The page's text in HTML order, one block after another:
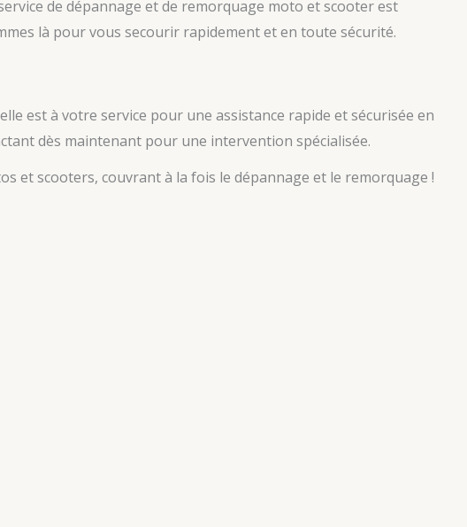
de dépannage et de remorquage moto et scooter est
là pour vous secourir rapidement et en toute sécurité.
est à votre service pour une assistance rapide et sécurisée en
dès maintenant pour une intervention spécialisée.
et scooters, couvrant à la fois le dépannage et le remorquage !